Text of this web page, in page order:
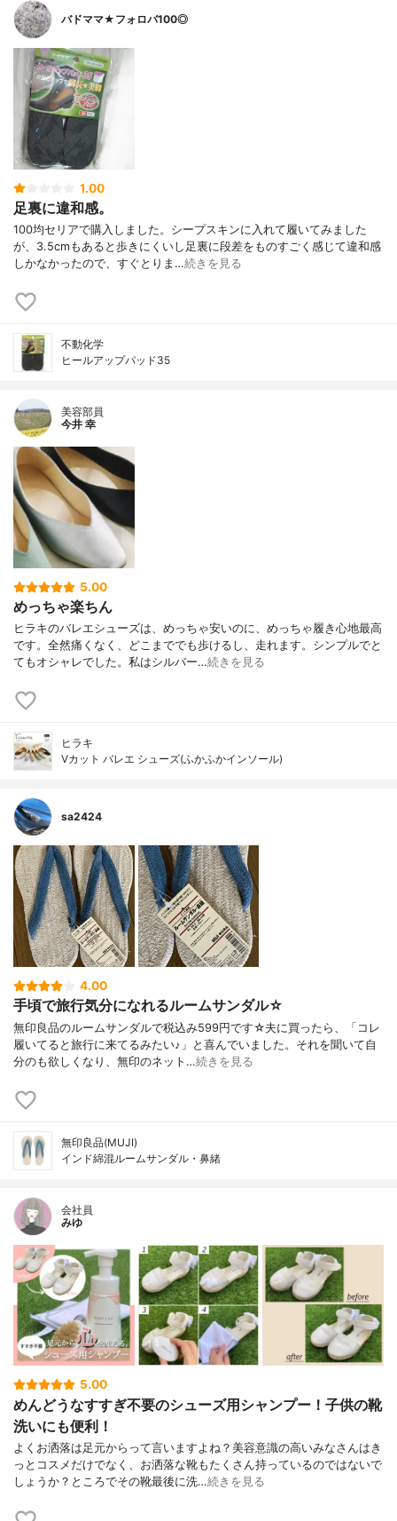
バドママ★フォロバ100◎
1.00
足裏に違和感。
100均セリアで購入しました。シープスキンに入れて履いてみました
が、3.5cmもあると歩きにくいし足裏に段差をものすごく感じて違和感
しかなかったので、すぐとりま…続きを見る
不動化学
ヒールアップパッド35
美容部員
今井 幸
5.00
めっちゃ楽ちん
ヒラキのバレエシューズは、めっちゃ安いのに、めっちゃ履き心地最高
です。全然痛くなく、どこまででも歩けるし、走れます。シンプルでと
てもオシャレでした。私はシルバー…続きを見る
ヒラキ
Vカット バレエ シューズ(ふかふかインソール)
sa2424
4.00
手頃で旅行気分になれるルームサンダル☆
無印良品のルームサンダルで税込み599円です☆夫に買ったら、「コレ
履いてると旅行に来てるみたい♪」と喜んでいました。それを聞いて自
分のも欲しくなり、無印のネット…続きを見る
無印良品(MUJI)
インド綿混ルームサンダル・鼻緒
会社員
みゆ
5.00
めんどうなすすぎ不要のシューズ用シャンプー！子供の靴
洗いにも便利！
よくお洒落は足元からって言いますよね？美容意識の高いみなさんはき
っとコスメだけでなく、お洒落な靴もたくさん持っているのではないで
しょうか？ところでその靴最後に洗…続きを見る